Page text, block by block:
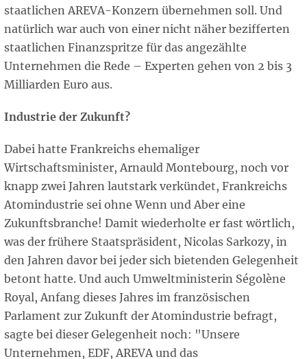
staatlichen AREVA-Konzern übernehmen soll. Und
natürlich war auch von einer nicht näher bezifferten
staatlichen Finanzspritze für das angezählte
Unternehmen die Rede – Experten gehen von 2 bis 3
Milliarden Euro aus.
Industrie der Zukunft?
Dabei hatte Frankreichs ehemaliger
Wirtschaftsminister, Arnauld Montebourg, noch vor
knapp zwei Jahren lautstark verkündet, Frankreichs
Atomindustrie sei ohne Wenn und Aber eine
Zukunftsbranche! Damit wiederholte er fast wörtlich,
was der frühere Staatspräsident, Nicolas Sarkozy, in
den Jahren davor bei jeder sich bietenden Gelegenheit
betont hatte. Und auch Umweltministerin Ségolène
Royal, Anfang dieses Jahres im französischen
Parlament zur Zukunft der Atomindustrie befragt,
sagte bei dieser Gelegenheit noch: "Unsere
Unternehmen, EDF, AREVA und das